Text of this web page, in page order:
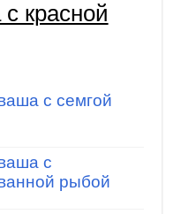
красной
с семгой
с
рыбой